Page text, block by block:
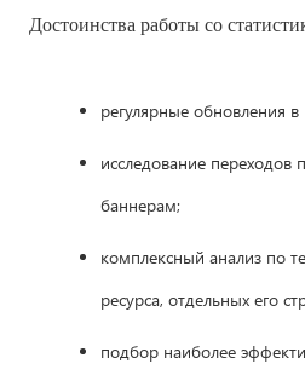
Достоинства работы со
регулярные обновления
исследование
баннерам;
комплексный анализ по
ресурса, отдельных его
подбор наиболее